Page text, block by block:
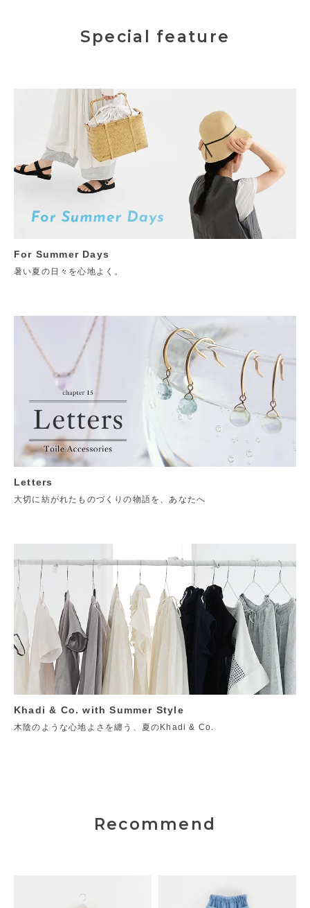
Special feature
For Summer Days
暑い夏の日々を心地よく。
Letters
大切に紡がれたものづくりの物語を、あなたへ
Khadi & Co. with Summer Style
木陰のような心地よさを纏う、夏のKhadi & Co.
Recommend